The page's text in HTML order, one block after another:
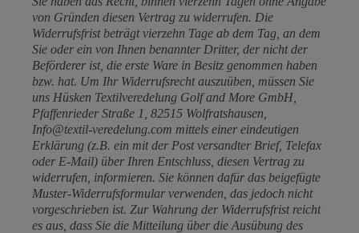
von Gründen diesen Vertrag zu widerrufen. Die
Widerrufsfrist beträgt vierzehn Tage ab dem Tag, an dem
Sie oder ein von Ihnen benannter Dritter, der nicht der
Beförderer ist, die erste Ware in Besitz genommen haben
bzw. hat. Um Ihr Widerrufsrecht auszuüben, müssen Sie
uns Hüsken Textilveredelung Golf and More GmbH,
Pfaffenrieder Straße 1, 82515 Wolfratshausen,
Info@textil-veredelung.com mittels einer eindeutigen
Erklärung (z.B. ein mit der Post versandter Brief, Telefax
oder E-Mail) über Ihren Entschluss, diesen Vertrag zu
widerrufen, informieren. Sie können dafür das beigefügte
Muster-Widerrufsformular verwenden, das jedoch nicht
vorgeschrieben ist. Zur Wahrung der Widerrufsfrist reicht
es aus, dass Sie die Mitteilung über die Ausübung des